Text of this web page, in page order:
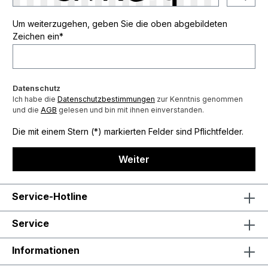
Um weiterzugehen, geben Sie die oben abgebildeten
Zeichen ein*
Datenschutz
Ich habe die Datenschutzbestimmungen zur Kenntnis genommen
und die AGB gelesen und bin mit ihnen einverstanden.
Die mit einem Stern (*) markierten Felder sind Pflichtfelder.
Weiter
Service-Hotline
Service
Informationen